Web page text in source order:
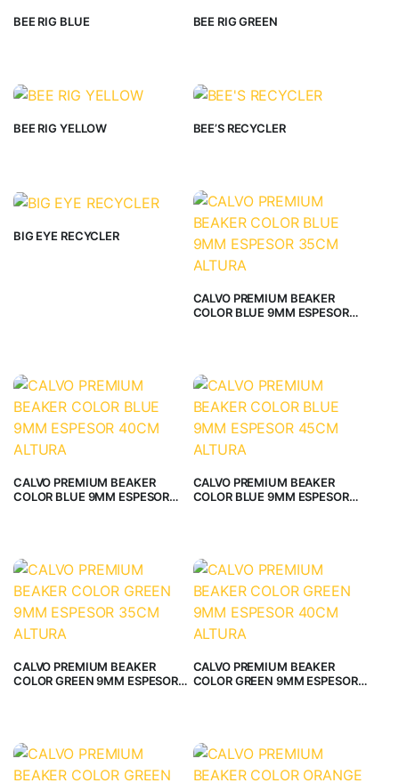
BEE RIG BLUE BEE RIG GREEN
BEE RIG YELLOW BEE’S RECYCLER
BIG EYE RECYCLER
CALVO PREMIUM BEAKER
COLOR BLUE 9MM ESPESOR
CALVO PREMIUM BEAKER
COLOR BLUE 9MM ESPESOR
CALVO PREMIUM BEAKER
COLOR BLUE 9MM ESPESOR
CALVO PREMIUM BEAKER
COLOR GREEN 9MM ESPESOR
CALVO PREMIUM BEAKER
COLOR GREEN 9MM ESPESOR